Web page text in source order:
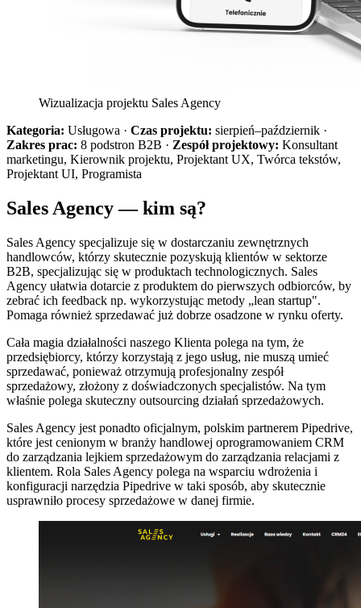
Wizualizacja projektu Sales Agency
Kategoria: Usługowa · Czas projektu: sierpień–październik ·
Zakres prac: 8 podstron B2B · Zespół projektowy: Konsultant
marketingu, Kierownik projektu, Projektant UX, Twórca tekstów,
Projektant UI, Programista
Sales Agency — kim są?
Sales Agency specjalizuje się w dostarczaniu zewnętrznych
handlowców, którzy skutecznie pozyskują klientów w sektorze
B2B, specjalizując się w produktach technologicznych. Sales
Agency ułatwia dotarcie z produktem do pierwszych odbiorców, by
zebrać ich feedback np. wykorzystując metody „lean startup".
Pomaga również sprzedawać już dobrze osadzone w rynku oferty.
Cała magia działalności naszego Klienta polega na tym, że
przedsiębiorcy, którzy korzystają z jego usług, nie muszą umieć
sprzedawać, ponieważ otrzymują profesjonalny zespół
sprzedażowy, złożony z doświadczonych specjalistów. Na tym
właśnie polega skuteczny outsourcing działań sprzedażowych.
Sales Agency jest ponadto oficjalnym, polskim partnerem Pipedrive,
które jest cenionym w branży handlowej oprogramowaniem CRM
do zarządzania lejkiem sprzedażowym do zarządzania relacjami z
klientem. Rola Sales Agency polega na wsparciu wdrożenia i
konfiguracji narzędzia Pipedrive w taki sposób, aby skutecznie
usprawniło procesy sprzedażowe w danej firmie.